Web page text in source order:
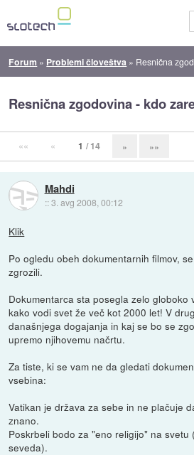
Forum » Problemi človeštva » Resnična
Resnična zgodovina - kdo
«« « 1 / 14 » »»
Mahdi
::3. avg 2008, 00:12
Klik
Po ogledu obeh dokumentarnih filmov,
zgrozili.
Dokumentarca sta posegla zelo globoko
kako vodi svet že več kot 2000 let! V
današnjega dogajanja in kaj se bo se
upremo njihovemu načrtu.
Za tiste, ki se vam ne da gledati
vsebina:
Vatikan je država za sebe in ne plačuje
znano.
Poskrbeli bodo za "eno religijo" na svetu
seveda).